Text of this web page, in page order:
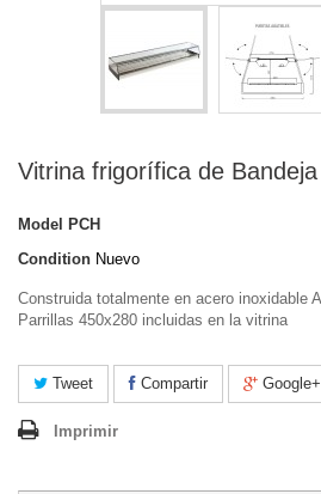
Vitrina frigorífica de
Model
PCH
Condition Nuevo
Construida totalmente en acero inoxidable
Parrillas 450x280 incluidas en la vitrina
Tweet Compartir Google+
Imprimir